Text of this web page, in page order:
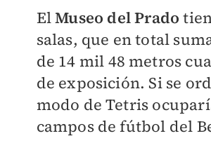
ElMuseo del Prado
salas, que en total
de 14 mil 48 metros
de exposición. Si se
modo de Tetris
campos de fútbol del